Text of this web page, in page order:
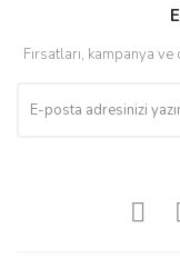
derecede beğendim
Kolay ve hizli alisveris
Fırsatları, kampanya